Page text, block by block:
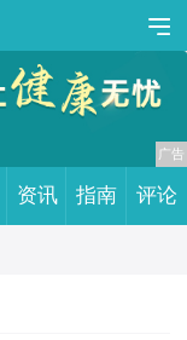
资讯 指南 评论